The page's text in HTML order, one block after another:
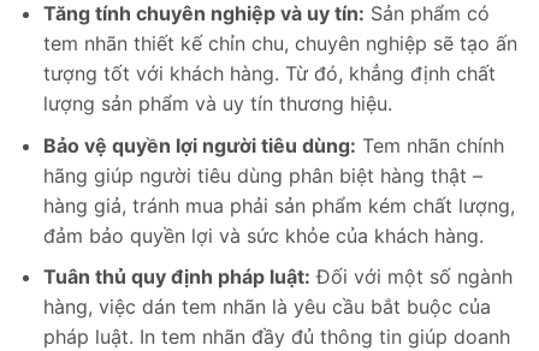
Tăng tính chuyên nghiệp và uy tín: Sản phẩm có
tem nhãn thiết kế chỉn chu, chuyên nghiệp sẽ tạo ấn
tượng tốt với khách hàng. Từ đó, khẳng định chất
lượng sản phẩm và uy tín thương hiệu.
Bảo vệ quyền lợi người tiêu dùng: Tem nhãn chính
hãng giúp người tiêu dùng phân biệt hàng thật –
hàng giả, tránh mua phải sản phẩm kém chất lượng,
đảm bảo quyền lợi và sức khỏe của khách hàng.
Tuân thủ quy định pháp luật: Đối với một số ngành
hàng, việc dán tem nhãn là yêu cầu bắt buộc của
pháp luật. In tem nhãn đầy đủ thông tin giúp doanh